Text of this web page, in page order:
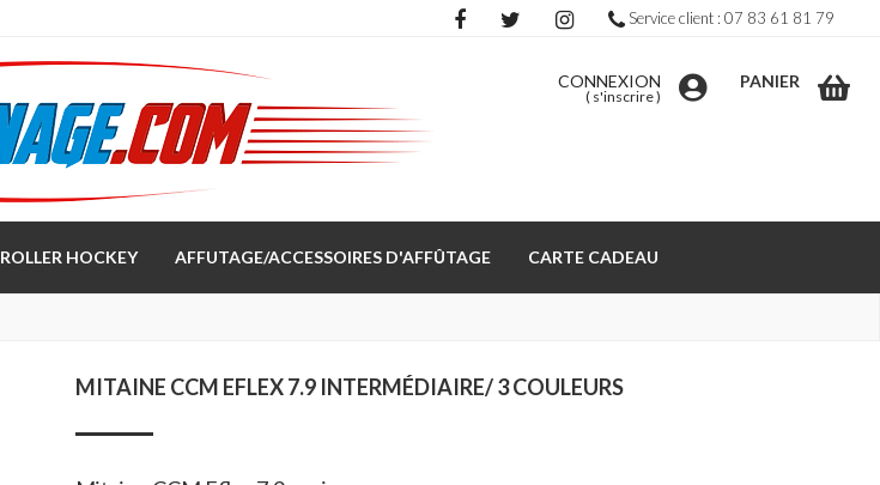
CONNEXION
( s'inscrire)
PANIER
ROLLER HOCKEY AFFUTAGE/ACCESSOIRES D'AFFÛTAGE CARTE CADEAU
MITAINE CCM EFLEX 7.9 INTERMÉDIAIRE/ 3 COULEURS
Service client : 07 83 61 81 79